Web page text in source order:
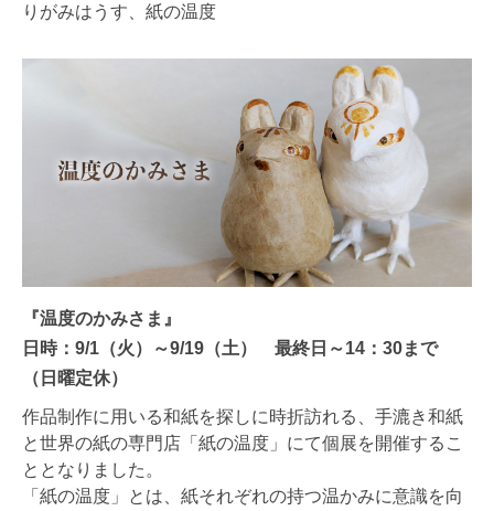
りがみはうす、紙の温度
『温度のかみさま』
日時：9/1（火）～9/19（土） 最終日～14：30まで
（日曜定休）
作品制作に用いる和紙を探しに時折訪れる、手漉き和紙
と世界の紙の専門店「紙の温度」にて個展を開催するこ
ととなりました。
「紙の温度」とは、紙それぞれの持つ温かみに意識を向